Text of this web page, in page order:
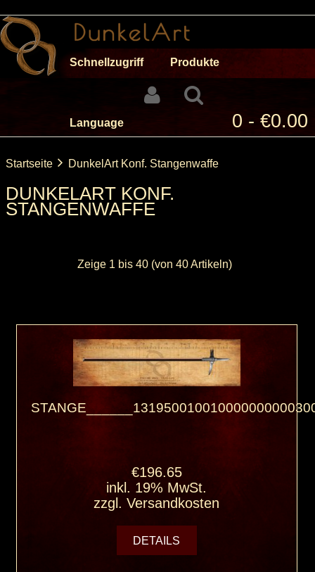
Schnellzugriff Produkte
Language 0 - €0.00
Startseite DunkelArt Konf. Stangenwaffe
DUNKELART KONF.
STANGENWAFFE
Zeige 1 bis 40(von 40Artikeln)
€196.65
inkl. 19% MwSt.
zzgl.Versandkosten
DETAILS